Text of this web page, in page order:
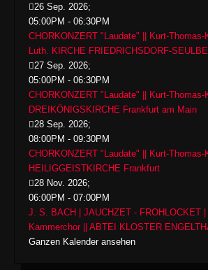
26 Sep. 2026;
05:00PM - 06:30PM
CHORKONZERT "Laudate" || Kurt-Thomas-
Luth. KIRCHE FRIEDRICHSDORF-
27 Sep. 2026;
05:00PM - 06:30PM
CHORKONZERT "Laudate" || Kurt-Thomas-
DREIKÖNIGSKIRCHE Frankfurt am Main
28 Sep. 2026;
08:00PM - 09:30PM
CHORKONZERT "Laudate" || Kurt-Thomas-
HEILIGGEISTKIRCHE Frankfurt
28 Nov. 2026;
06:00PM - 07:00PM
J. S. BACH | JAUCHZET - FROHLOCKET
Kammerchor || ABTEI KLOSTER
Ganzen Kalender ansehen